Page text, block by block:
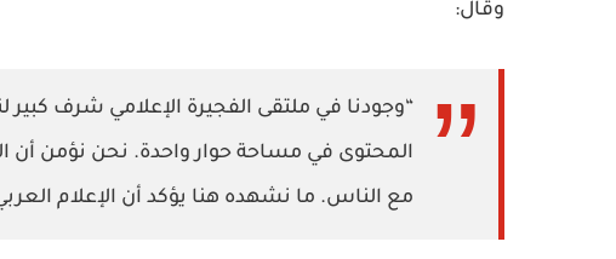
وقال:
“وجودنا في ملتقى الفجيرة الإعلامي شرف كبير
المحتوى في مساحة حوار واحدة. نحن نؤمن أن
مع الناس. ما نشهده هنا يؤكد أن الإعلام